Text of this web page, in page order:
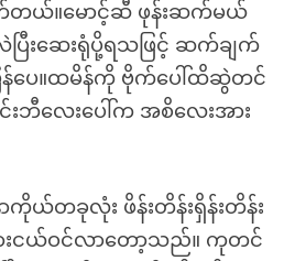
။မောင့်ဆီ ဖုန်းဆက်မယ်
ပြီးဆေးရုံပို့ရသဖြင့် ဆက်ချက်
န်ပေ။ထမိန်ကို ဗိုက်ပေါ်ထိဆွဲတင်
ဘီလေးပေါ်က အစိလေးအား
ာကိုယ်တခုလုံး ဖိန်းတိန်းရှိန်းတိန်း
ားငယ်ဝင်လာတော့သည်။ ကုတင်